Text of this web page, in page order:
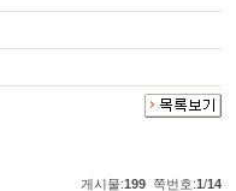
게시물:199쪽번호:1/14